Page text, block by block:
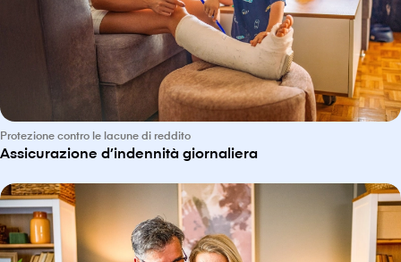
Protezione contro le lacune di reddito
Assicurazione d’indennità giornaliera